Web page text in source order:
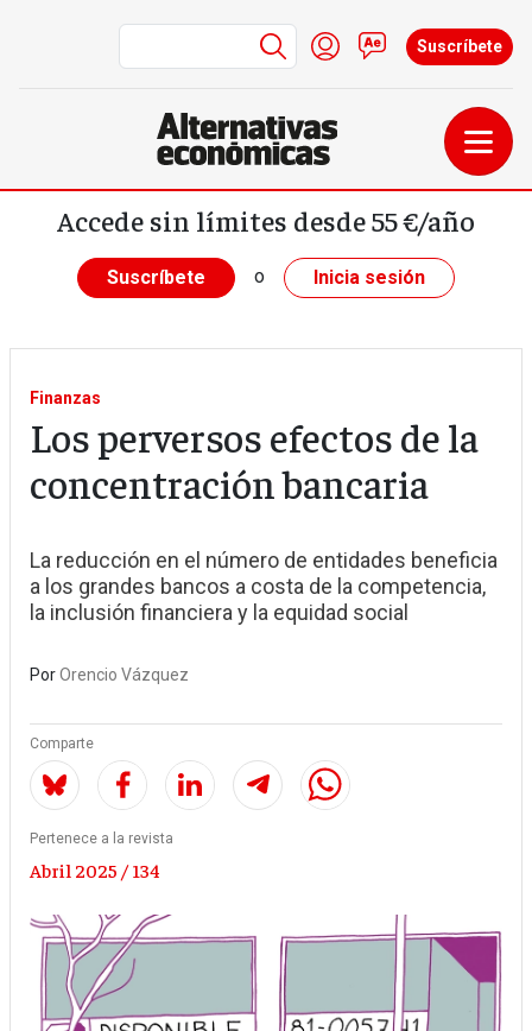
Pasar al contenido principal
Menú de cuenta de
Iniciar sesión
Contacto
Suscríbete
Accede sin límites desde 55 €/año
Suscríbete o Inicia sesión
Finanzas
Los perversos efectos de la
concentración bancaria
La reducción en el número de entidades beneficia
a los grandes bancos a costa de la competencia,
la inclusión financiera y la equidad social
PorOrencio Vázquez
Comparte
Pertenece a la revista
Abril 2025 / 134
Image